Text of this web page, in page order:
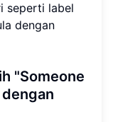
seperti label
dengan
"Someone